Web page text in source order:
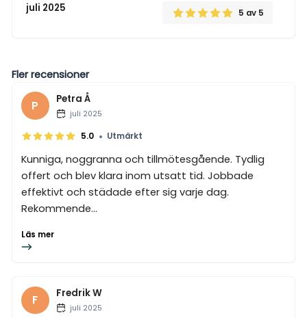
juli 2025 5 av 5
Fler recensioner
P Petra Å
juli 2025
5.0 • Utmärkt
Kunniga, noggranna och tillmötesgående. Tydlig
offert och blev klara inom utsatt tid. Jobbade
effektivt och städade efter sig varje dag.
Rekommende...
Läs mer
F Fredrik W
juli 2025